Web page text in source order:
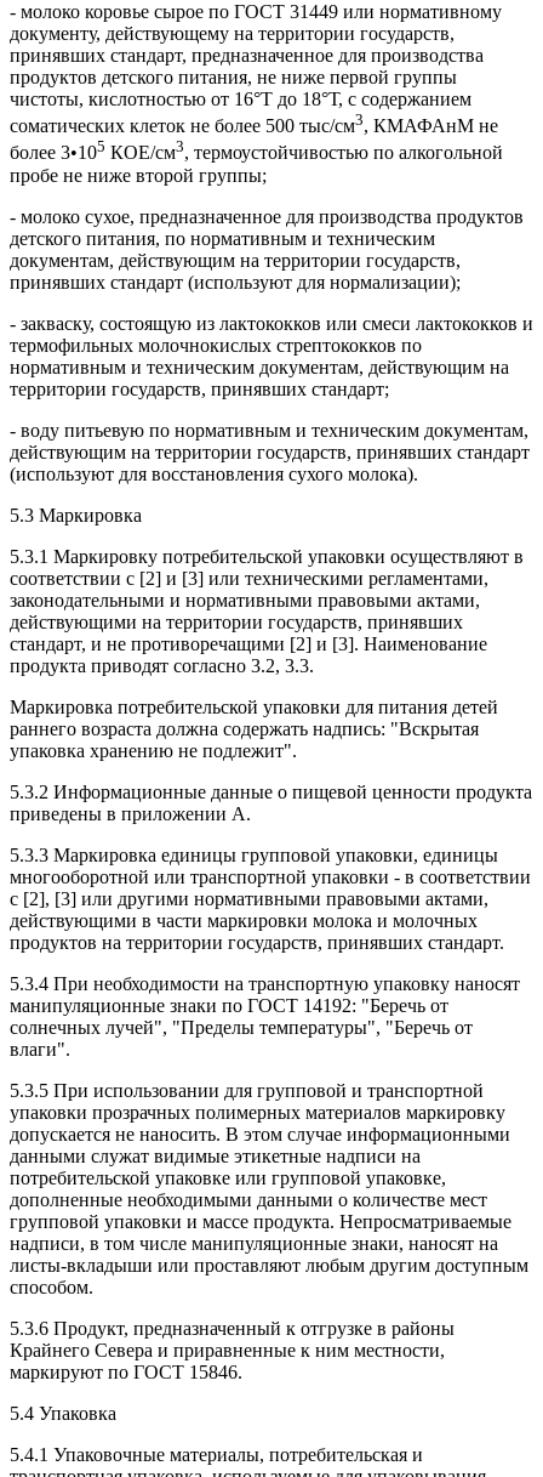
- молоко коровье сырое по ГОСТ 31449 или нормативному
документу, действующему на территории государств,
принявших стандарт, предназначенное для производства
продуктов детского питания, не ниже первой группы
чистоты, кислотностью от 16°Т до 18°Т, с содержанием
соматических клеток не более 500 тыс/см3, КМАФАнМ не
более 3•105 КОЕ/см3, термоустойчивостью по алкогольной
пробе не ниже второй группы;
- молоко сухое, предназначенное для производства продуктов
детского питания, по нормативным и техническим
документам, действующим на территории государств,
принявших стандарт (используют для нормализации);
- закваску, состоящую из лактококков или смеси лактококков и
термофильных молочнокислых стрептококков по
нормативным и техническим документам, действующим на
территории государств, принявших стандарт;
- воду питьевую по нормативным и техническим документам,
действующим на территории государств, принявших стандарт
(используют для восстановления сухого молока).
5.3 Маркировка
5.3.1 Маркировку потребительской упаковки осуществляют в
соответствии с [2] и [3] или техническими регламентами,
законодательными и нормативными правовыми актами,
действующими на территории государств, принявших
стандарт, и не противоречащими [2] и [3]. Наименование
продукта приводят согласно 3.2, 3.3.
Маркировка потребительской упаковки для питания детей
раннего возраста должна содержать надпись: "Вскрытая
упаковка хранению не подлежит".
5.3.2 Информационные данные о пищевой ценности продукта
приведены в приложении А.
5.3.3 Маркировка единицы групповой упаковки, единицы
многооборотной или транспортной упаковки - в соответствии
с [2], [3] или другими нормативными правовыми актами,
действующими в части маркировки молока и молочных
продуктов на территории государств, принявших стандарт.
5.3.4 При необходимости на транспортную упаковку наносят
манипуляционные знаки по ГОСТ 14192: "Беречь от
солнечных лучей", "Пределы температуры", "Беречь от
влаги".
5.3.5 При использовании для групповой и транспортной
упаковки прозрачных полимерных материалов маркировку
допускается не наносить. В этом случае информационными
данными служат видимые этикетные надписи на
потребительской упаковке или групповой упаковке,
дополненные необходимыми данными о количестве мест
групповой упаковки и массе продукта. Непросматриваемые
надписи, в том числе манипуляционные знаки, наносят на
листы-вкладыши или проставляют любым другим доступным
способом.
5.3.6 Продукт, предназначенный к отгрузке в районы
Крайнего Севера и приравненные к ним местности,
маркируют по ГОСТ 15846.
5.4 Упаковка
5.4.1 Упаковочные материалы, потребительская и